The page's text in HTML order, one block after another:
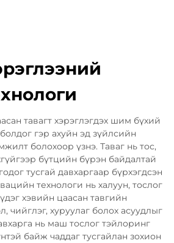
тавагт хэрэглэгдэх шим бүхий
гэр ахуйн эд зүйлсийн
болохоор үзнэ. Таваг нь тос,
бүтцийн бүрэн байдалтай
тусгай давхаргаар бүрхэгдсэн
технологи нь халуун, тослог
хэвийн цаасан тавгийн
чийглэг, хуруулаг болох асуудлыг
нь маш тослог тэйлоринг
байж чаддаг тусгайлан зохион